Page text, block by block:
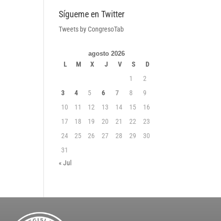
Sígueme en Twitter
Tweets by CongresoTab
agosto 2026
L M X J V S
D
1
2
3
4 5 6 7 8
9
10
11 12 13 14 15
16
17
18 19 20 21 22
23
24
25 26 27 28 29
30
31
« Jul